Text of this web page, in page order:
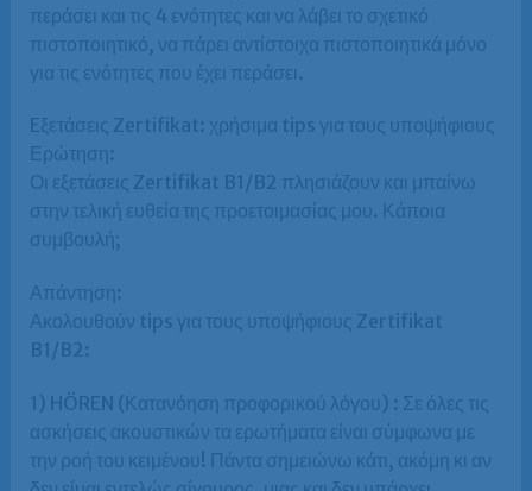
περάσει και τις 4 ενότητες και να λάβει το σχετικό
πιστοποιητικό, να πάρει αντίστοιχα πιστοποιητικά μόνο
για τις ενότητες που έχει περάσει.
Eξετάσεις Zertifikat: χρήσιμα tips για τους υποψήφιους
Ερώτηση:
Οι εξετάσεις Zertifikat B1/B2 πλησιάζουν και μπαίνω
στην τελική ευθεία της προετοιμασίας μου. Κάποια
συμβουλή;
Απάντηση:
Ακολουθούν tips για τους υποψήφιους Zertifikat
B1/B2:
1) HÖREN (Κατανόηση προφορικού λόγου) : Σε όλες τις
ασκήσεις ακουστικών τα ερωτήματα είναι σύμφωνα με
την ροή του κειμένου! Πάντα σημειώνω κάτι, ακόμη κι αν